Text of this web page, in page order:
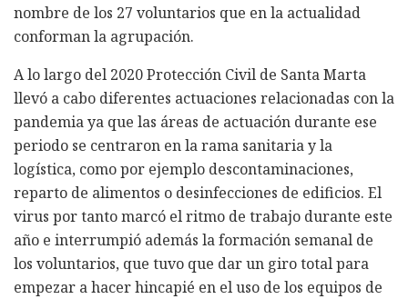
nombre de los 27 voluntarios que en la actualidad
conforman la agrupación.
A lo largo del 2020 Protección Civil de Santa Marta
llevó a cabo diferentes actuaciones relacionadas con la
pandemia ya que las áreas de actuación durante ese
periodo se centraron en la rama sanitaria y la
logística, como por ejemplo descontaminaciones,
reparto de alimentos o desinfecciones de edificios. El
virus por tanto marcó el ritmo de trabajo durante este
año e interrumpió además la formación semanal de
los voluntarios, que tuvo que dar un giro total para
empezar a hacer hincapié en el uso de los equipos de